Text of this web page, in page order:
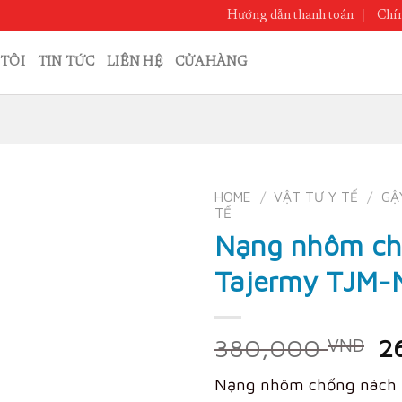
Hướng dẫn thanh toán
TIN TỨC LIÊN HỆ CỬA HÀNG
HOME / VẬT TƯ Y TẾ /
TẾ
Nạng nhôm
Tajermy TJM-
380,000VND
Nạng nhôm chống